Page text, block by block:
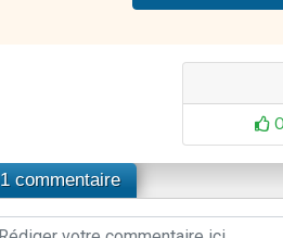
1 commentaire